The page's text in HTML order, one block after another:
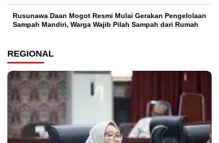
Rusunawa Daan Mogot Resmi Mulai Gerakan Pengelolaan
Sampah Mandiri, Warga Wajib Pilah Sampah dari Rumah
REGIONAL